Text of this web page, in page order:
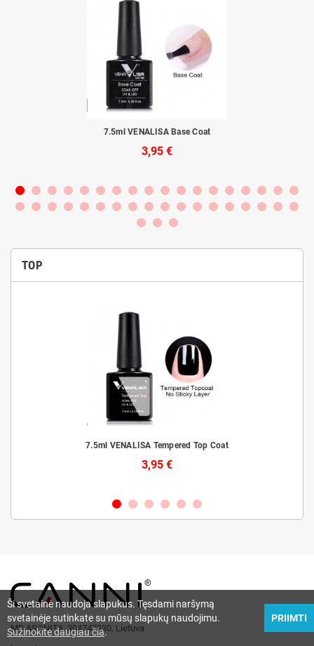
7.5ml VENALISA Base Coat
3,95 €
TOP
7.5ml VENALISA Tempered Top Coat
3,95 €
MB ASONITA, 304747230, Lietuva
Ši svetainė naudoja slapukus. Tęsdami naršymą
svetainėje sutinkate su mūsų slapukų naudojimu.
Sužinokite daugiau čia.
PRIIMTI